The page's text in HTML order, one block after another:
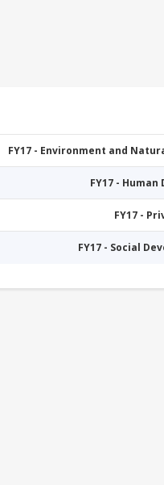
FY17 - Environment and
FY17 -
FY17 -
FY17 - Social